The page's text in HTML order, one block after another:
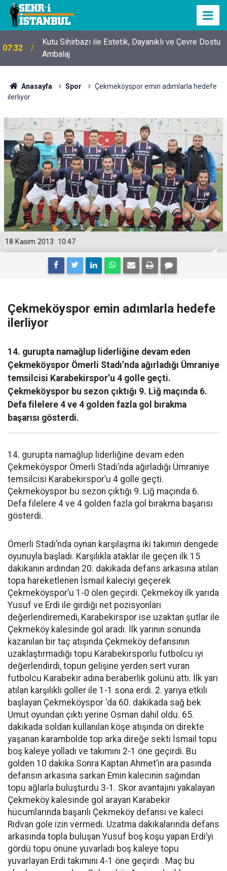
07:32
Kutu Sihirbazı ile Estetik, Dayanıklı ve Çevre Dostu
Ambalaj
Anasayfa Spor
Çekmeköyspor emin adımlarla hedefe
ilerliyor
10:47
18 Kasım 2013
Çekmeköyspor emin adımlarla hedefe
ilerliyor
14. gurupta namağlup liderliğine devam eden
Çekmeköyspor Ömerli Stadı’nda ağırladığı Ümraniye
temsilcisi Karabekirspor’u 4 golle geçti.
Çekmeköyspor bu sezon çıktığı 9. Liğ maçında 6.
Defa filelere 4 ve 4 golden fazla gol bırakma
başarısı gösterdi.
14. gurupta namağlup liderliğine devam eden
Çekmeköyspor Ömerli Stadı’nda ağırladığı Ümraniye
temsilcisi Karabekirspor’u 4 golle geçti.
Çekmeköyspor bu sezon çıktığı 9. Liğ maçında 6.
Defa filelere 4 ve 4 golden fazla gol bırakma başarısı
gösterdi.
Ömerli Stadı’nda oynan karşılaşma iki takımın dengede
oyunuyla başladı. Karşılıkla ataklar ile geçen ilk 15
dakikanın ardından 20. dakikada defans arkasına atılan
topa hareketlenen İsmail kaleciyi geçerek
Çekmeköyspor’u 1-0 ölen geçirdi. Çekmeköy ilk yarıda
Yusuf ve Erdi ile girdiği net pozisyonları
değerlendiremedi, Karabekirspor ise uzaktan şutlar ile
Çekmeköy kalesinde gol aradı. İlk yarının sonunda
kazanılan bir taç atışında Çekmeköy defansının
uzaklaştırmadığı topu Karabekirsporlu futbolcu iyi
değerlendirdi, topun gelişine yerden sert vuran
futbolcu Karabekir adına beraberlik golünü attı. İlk yarı
atılan karşılıklı goller ile 1-1 sona erdi. 2. yarıya etkili
başlayan Çekmeköyspor ‘da 60. dakikada sağ bek
Umut oyundan çıktı yerine Osman dahil oldu. 65.
dakikada soldan kullanılan köşe atışında ön direkte
yaşanan karambolde top arka direğe sekti İsmail topu
boş kaleye yolladı ve takımını 2-1 öne geçirdi. Bu
golden 10 dakika Sonra Kaptan Ahmet’in ara pasında
defansın arkasına sarkan Emin kalecinin sağından
topu ağlarla buluşturdu 3-1. Skor avantajını yakalayan
Çekmeköy kalesinde gol arayan Karabekir
hücumlarında başarılı Çekmeköy defansı ve kaleci
Rıdvan gole izin vermedi. Uzatma dakikalarında defans
arkasında topla buluşan Yusuf boş koşu yapan Erdi’yi
gördü topu önüne yuvarladı boş kaleye topu
yuvarlayan Erdi takımını 4-1 öne geçirdi . Maç bu